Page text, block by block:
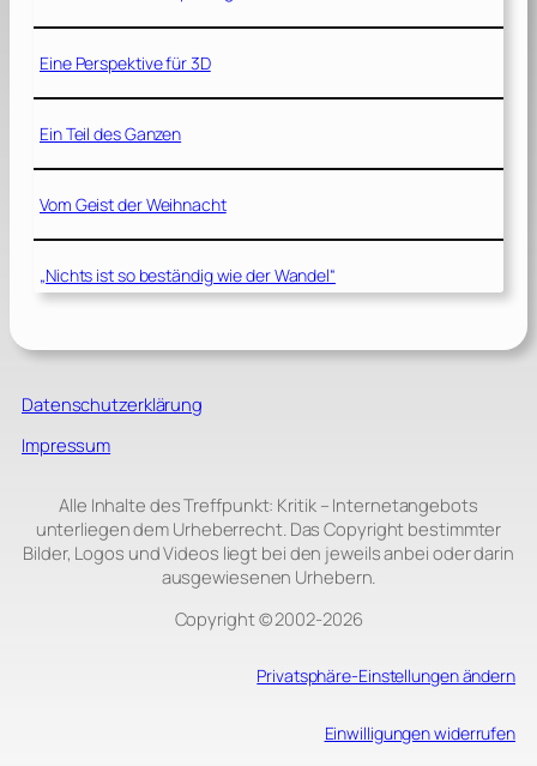
Eine Perspektive für 3D
Ein Teil des Ganzen
Vom Geist der Weihnacht
„Nichts ist so beständig wie der Wandel“
Datenschutzerklärung
Impressum
Alle Inhalte des Treffpunkt: Kritik – Internetangebots
unterliegen dem Urheberrecht. Das Copyright bestimmter
Bilder, Logos und Videos liegt bei den jeweils anbei oder darin
ausgewiesenen Urhebern.
Copyright © 2002‑2026
Privatsphäre-Einstellungen ändern
Einwilligungen widerrufen